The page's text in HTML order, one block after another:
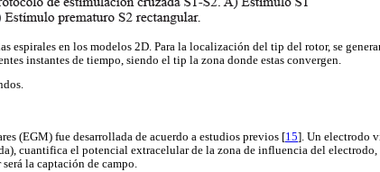
espirales en los modelos 2D. Para la localización del tip del rotor, se
instantes de tiempo, siendo el tip la zona donde estas convergen.
(EGM) fue desarrollada de acuerdo a estudios previos [15]. Un electrodo
cuantifica el potencial extracelular de la zona de influencia del electrodo,
la captación de campo.